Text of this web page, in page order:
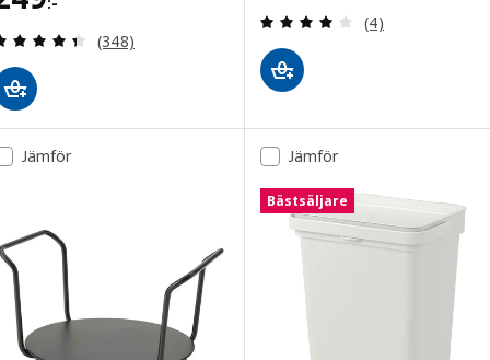
Recensera: 4.4 utav 5 stjärnor. Totalt antal
(348)
Recensera: 4
(4)
Jämför Jämför
Bästsäljare